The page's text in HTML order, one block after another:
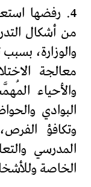
4. رفضها
من أشكال
والوزارة،
معالجة
والأحياء
البوادي
وتكافؤ
المدرسي
الخاصة